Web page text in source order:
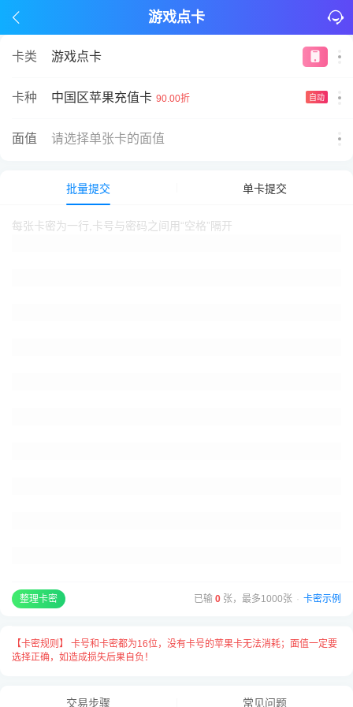
游戏点卡
卡类 游戏点卡
卡种 中国区苹果充值卡 自动
90.00折
面值 请选择单张卡的面值
批量提交 单卡提交
整理卡密 已输 0 张，最多1000张 · 卡密示例
【卡密规则】 卡号和卡密都为16位，没有卡号的苹果卡无法消耗；面值一定要
选择正确，如造成损失后果自负！
交易步骤 常见问题